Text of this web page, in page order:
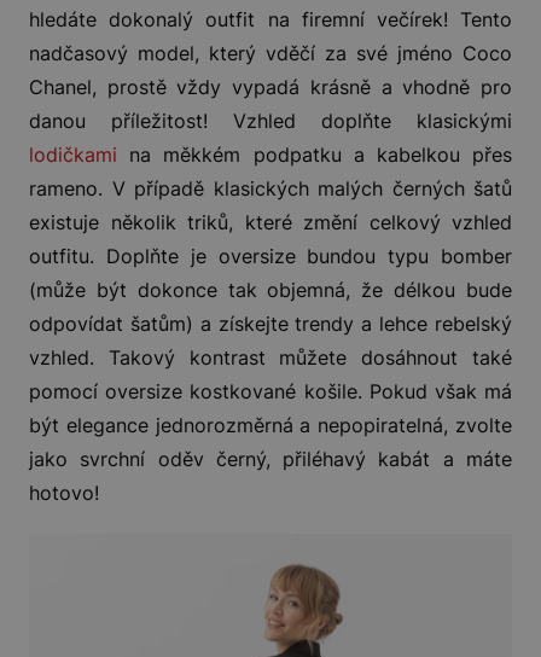
hledáte dokonalý outfit na firemní večírek! Tento
nadčasový model, který vděčí za své jméno Coco
Chanel, prostě vždy vypadá krásně a vhodně pro
danou příležitost! Vzhled doplňte klasickými
lodičkami na měkkém podpatku a kabelkou přes
rameno. V případě klasických malých černých šatů
existuje několik triků, které změní celkový vzhled
outfitu. Doplňte je oversize bundou typu bomber
(může být dokonce tak objemná, že délkou bude
odpovídat šatům) a získejte trendy a lehce rebelský
vzhled. Takový kontrast můžete dosáhnout také
pomocí oversize kostkované košile. Pokud však má
být elegance jednorozměrná a nepopiratelná, zvolte
jako svrchní oděv černý, přiléhavý kabát a máte
hotovo!